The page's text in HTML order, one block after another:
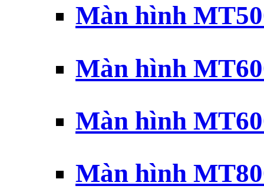
Màn hình
Màn hình
Màn hình
Màn hình